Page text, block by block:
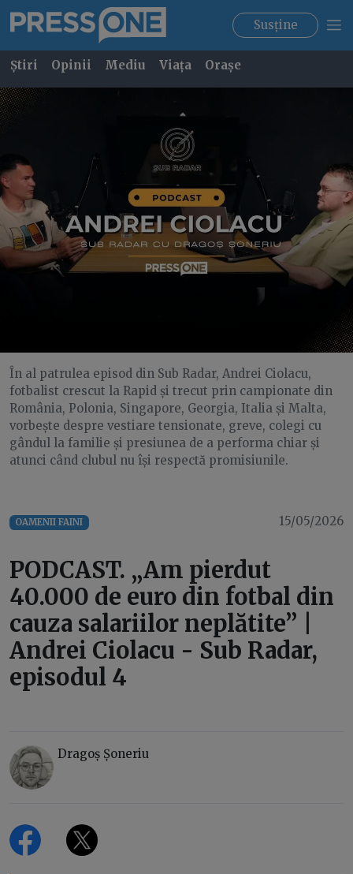
Susține
Știri Opinii Mediu Viața Orașe
În al patrulea episod din Sub Radar, Andrei Ciolacu,
fotbalist crescut la Rapid și trecut prin campionate din
România, Polonia, Singapore, Georgia, Italia și Malta,
vorbește despre vestiare tensionate, greve, colegi cu
gândul la familie și presiunea de a performa chiar și
atunci când clubul nu își respectă promisiunile.
OAMENII FAINI 15/05/2026
PODCAST. „Am pierdut
40.000 de euro din fotbal din
cauza salariilor neplătite” |
Andrei Ciolacu - Sub Radar,
episodul 4
Dragoș Șoneriu